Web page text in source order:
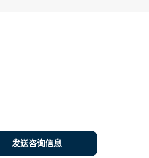
发送咨询信息